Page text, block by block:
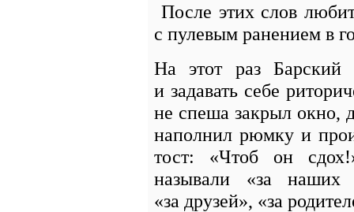
После этих слов
с пулевым ранением в
На этот раз Барский
и задавать себе
не спеша закрыл окно,
наполнил рюмку и
тост: «Чтоб он
называли «за
«за друзей», «за